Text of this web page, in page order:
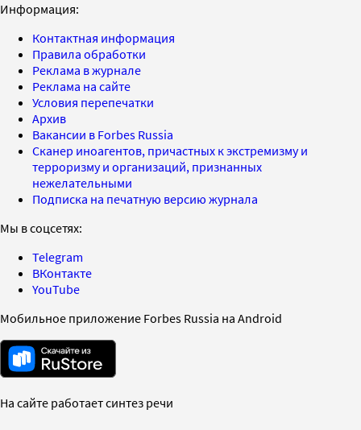
Информация:
Контактная информация
Правила обработки
Реклама в журнале
Реклама на сайте
Условия перепечатки
Архив
Вакансии в Forbes Russia
Сканер иноагентов, причастных к экстремизму и
терроризму и организаций, признанных
нежелательными
Подписка на печатную версию журнала
Мы в соцсетях:
Telegram
ВКонтакте
YouTube
Мобильное приложение Forbes Russia на Android
На сайте работает синтез речи